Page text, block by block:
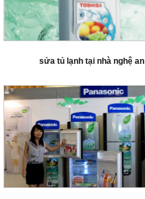
sửa tủ lạnh tại nhà nghệ an